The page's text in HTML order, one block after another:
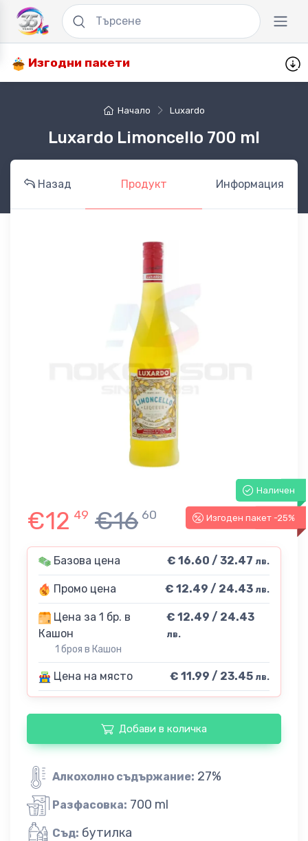
Изгодни пакети
Начало Luxardo
Luxardo Limoncello 700 ml
Назад Продукт Информация
Наличен
-25%
Изгоден пакет -25%
€12 49 €16 60
Базова цена € 16.60 / 32.47 лв.
Промо цена € 12.49 / 24.43 лв.
Цена за 1 бр. в
Кашон
1 броя в Кашон
€ 12.49 / 24.43
лв.
Цена на място € 11.99 / 23.45 лв.
Добави в количка
Алкохолно съдържание: 27%
Разфасовка: 700 ml
Съд: бутилка